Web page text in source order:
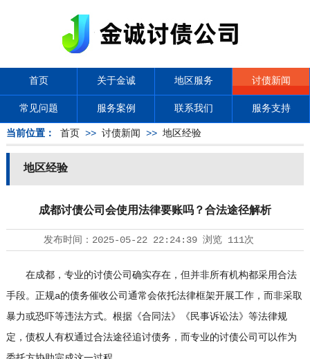
首页 关于金诚 地区服务 讨债新闻
常见问题 服务案例 联系我们 服务支持
当前位置： 首页 >> 讨债新闻 >> 地区经验
地区经验
成都讨债公司会使用法律要账吗？合法途径解析
发布时间： 2025-05-22 22:24:39浏览 111次
在成都，专业的讨债公司 确实存在，但并非所有机构都采用合法
手段。正规a的债务催收公司通常会依托法律框架开展工作，而非采取
暴力或恐吓等违法方式。根据《合同法》《民事诉讼法》等法律规
定，债权人有权通过合法途径追讨债务，而专业的讨债公司可以作为